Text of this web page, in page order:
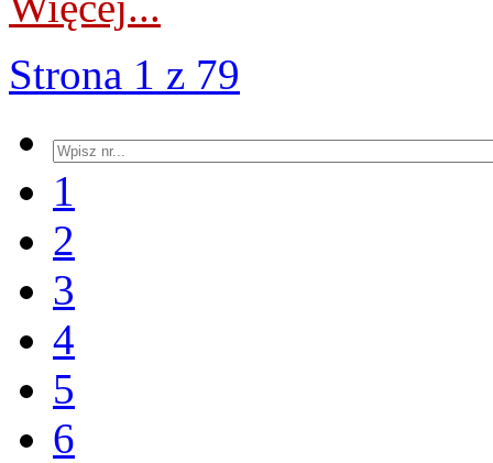
Strona 1 z 79
1
2
3
4
5
6